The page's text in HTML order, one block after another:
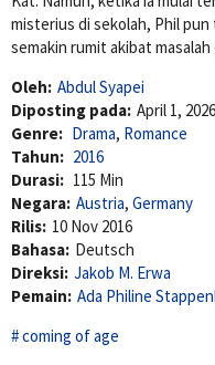
misterius di sekolah, Phil
semakin rumit akibat masalah
Oleh: Abdul Syapei
Diposting pada: April 1, 2026
Genre: Drama, Romance
Tahun: 2016
Durasi: 115 Min
Negara: Austria, Germany
Rilis: 10 Nov 2016
Bahasa: Deutsch
Direksi: Jakob M. Erwa
Pemain: Ada Philine
coming of age